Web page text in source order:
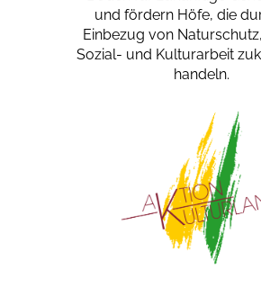
und fördern Höfe, die
Einbezug von
Sozial- und Kulturarbeit
handeln.